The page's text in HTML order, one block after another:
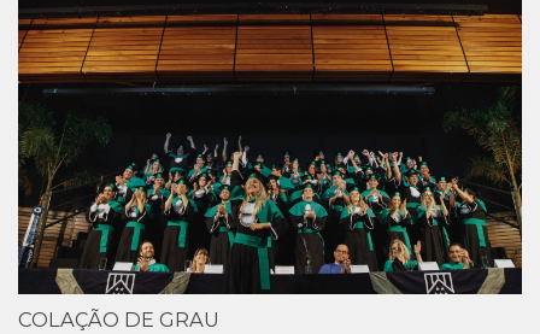
COLAÇÃO DE GRAU